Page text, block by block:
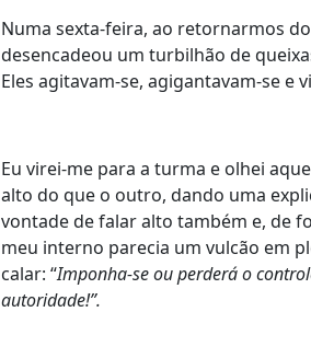
Numa sexta-feira, ao retornarmos
desencadeou um turbilhão de
Eles agitavam-se, agigantavam-se e
Eu virei-me para a turma e olhei
alto do que o outro, dando uma
vontade de falar alto também e, de
meu interno parecia um vulcão em
calar: “Imponha-se ou perderá o
autoridade!”.